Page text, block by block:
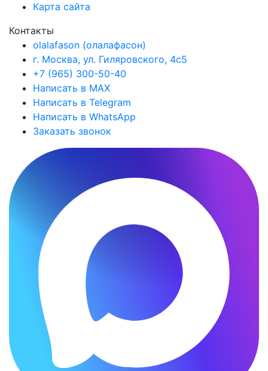
Карта сайта
Контакты
olalafason (олалафасон)
г. Москва, ул. Гиляровского, 4с5
+7 (965) 300-50-40
Написать в MAX
Написать в Telegram
Написать в WhatsApp
Заказать звонок